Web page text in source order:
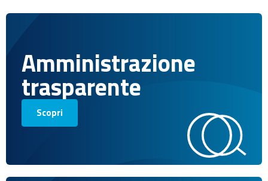
Amministrazione
trasparente
Scopri